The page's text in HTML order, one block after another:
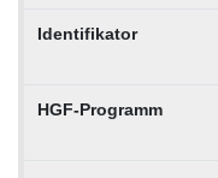
Identifikator
HGF-Programm